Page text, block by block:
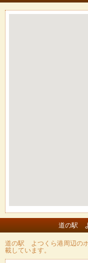
道の駅
道の駅 よつくら港周辺の
載しています。